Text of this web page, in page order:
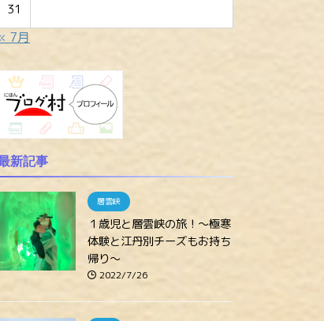
31
7月
新記事
層雲峡
１歳児と層雲峡の旅！～極寒
体験と江丹別チーズもお持ち
帰り～
2022/7/26